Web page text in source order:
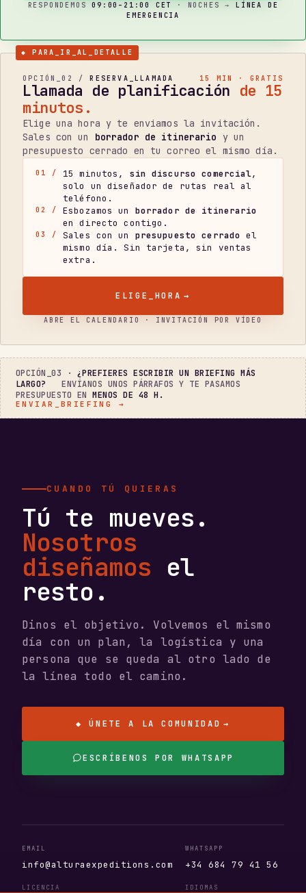
RESPONDEMOS09:00–21:00 CET · NOCHES →
LÍNEA DE
EMERGENCIA
◆ PARA_IR_AL_DETALLE
OPCIÓN_02 / RESERVA_LLAMADA 15 MIN · GRATIS
Llamada de planificación de 15
minutos.
Elige una hora y te enviamos la invitación.
Sales con un borrador de itinerario y un
presupuesto cerrado en tu correo el mismo día.
01 / 15 minutos, sin discurso comercial,
solo un diseñador de rutas real al
teléfono.
02 / Esbozamos un borrador de itinerario
en directo contigo.
03 / Sales con un presupuesto cerrado el
mismo día. Sin tarjeta, sin ventas
extra.
ELIGE_HORA →
ABRE EL CALENDARIO · INVITACIÓN POR VÍDEO
OPCIÓN_03 · ¿PREFIERES ESCRIBIR UN BRIEFING MÁS
LARGO?
ENVÍANOS UNOS PÁRRAFOS Y TE PASAMOS
PRESUPUESTO ENMENOS DE 48 H.
ENVIAR_BRIEFING →
CUANDO TÚ QUIERAS
Tú te mueves.
Nosotros
diseñamos el
resto.
Dinos el objetivo. Volvemos el mismo
día con un plan, la logística y una
persona que se queda al otro lado de
la línea todo el camino.
◆ ÚNETE A LA COMUNIDAD →
ESCRÍBENOS POR WHATSAPP
EMAIL
info@alturaexpeditions.com
WHATSAPP
+34 684 79 41 56
LICENCIA IDIOMAS